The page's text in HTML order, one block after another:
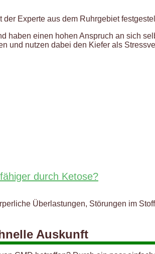
Experte aus dem Ruhrgebiet
haben einen hohen Anspruch an sich
und nutzen dabei den Kiefer als
durch Ketose?
Überlastungen, Störungen im
Auskunft